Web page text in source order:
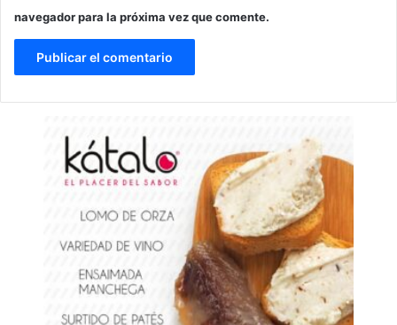
navegador para la próxima vez que comente.